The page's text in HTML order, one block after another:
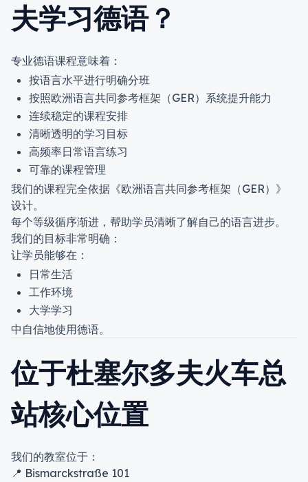
夫学习德语？
专业德语课程意味着：
按语言水平进行明确分班
按照欧洲语言共同参考框架（GER）系统提升能力
连续稳定的课程安排
清晰透明的学习目标
高频率日常语言练习
可靠的课程管理
我们的课程完全依据《欧洲语言共同参考框架（GER）》
设计。
每个等级循序渐进，帮助学员清晰了解自己的语言进步。
我们的目标非常明确：
让学员能够在：
日常生活
工作环境
大学学习
中自信地使用德语。
位于杜塞尔多夫火车总
站核心位置
我们的教室位于：
📍 Bismarckstraße 101